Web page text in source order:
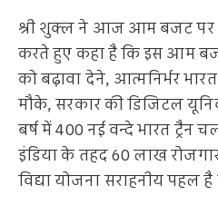
श्री शुक्ल ने आज आम बजट पर
करते हुए कहा है कि इस आम
को बढ़ावा देने, आत्मनिर्भर
मौके, सरकार की डिजिटल
बर्ष में 400 नई वन्दे भारत ट्रैन
इंडिया के तहद 60 लाख
विद्या योजना सराहनीय पहल